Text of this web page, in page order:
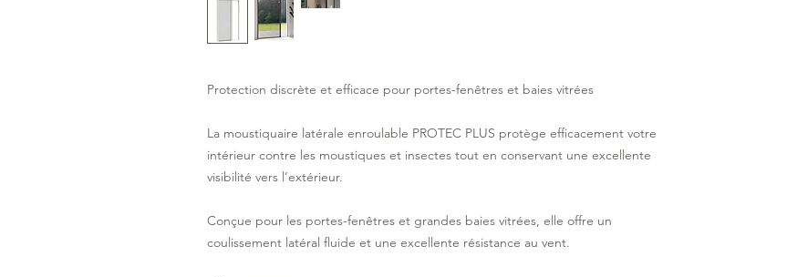
Protection discrète et efficace pour portes-fenêtres et baies vitrées
La moustiquaire latérale enroulable PROTEC PLUS protège efficacement votre
intérieur contre les moustiques et insectes tout en conservant une excellente
visibilité vers l’extérieur.
Conçue pour les portes-fenêtres et grandes baies vitrées, elle offre un
coulissement latéral fluide et une excellente résistance au vent.